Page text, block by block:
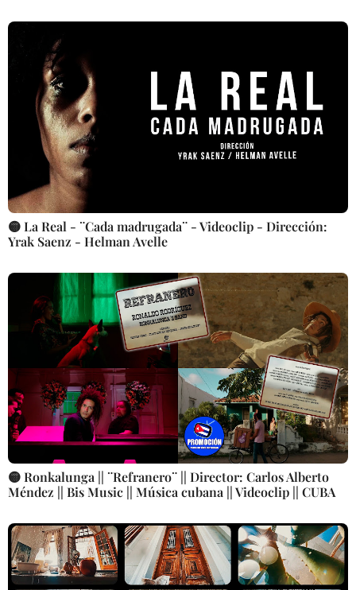
🟡 La Real - ¨Cada madrugada¨ - Videoclip - Dirección:
Yrak Saenz - Helman Avelle
🟡 Ronkalunga || ¨Refranero¨ || Director: Carlos Alberto
Méndez || Bis Music || Música cubana || Videoclip || CUBA